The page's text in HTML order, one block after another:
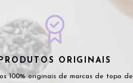
PRODUTOS ORIGINAIS
100% originais de marcas de topo de